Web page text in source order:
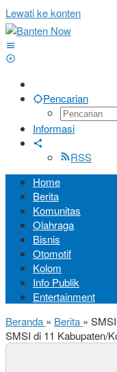
Lewati ke konten
Pencarian
Informasi
RSS
Home
Berita
Komunitas
Olahraga
Bisnis
Otomotif
Kolom
Info Publik
Entertainment
Beranda » Berita »
SMSI di 11 Kabupaten/